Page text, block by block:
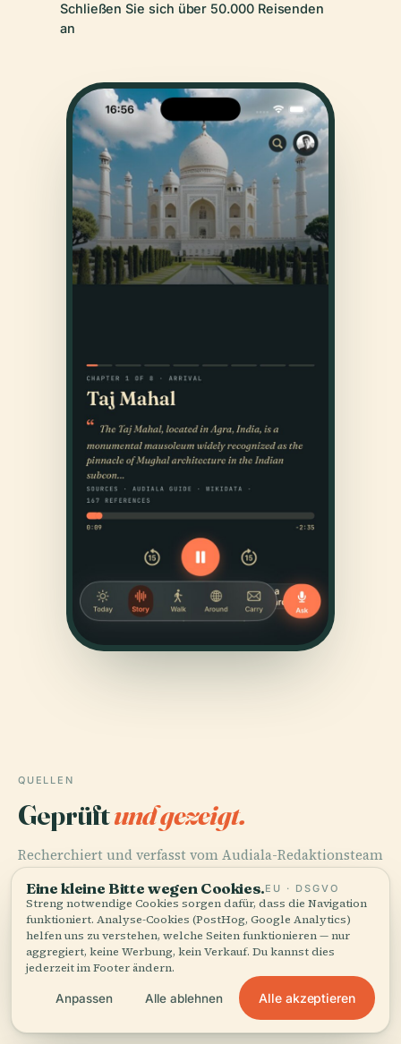
Schließen Sie sich über 50.000 Reisenden
an
QUELLEN
Geprüftund gezeigt.
Recherchiert und verfasst vom Audiala-Redaktionsteam
aus historischen Aufzeichnungen, architektonischen
Archiven und lokalem Wissen.
Zuletzt überprüft: August 2025
Exploring Espace Roger Pierre Seassal in Nice - History,
Tickets, and Visiting Hours, 2024, Nice Tourism
Eine kleine Bitte wegen Cookies.EU · DSGVO
Streng notwendige Cookies sorgen dafür, dass die Navigation
funktioniert. Analyse-Cookies (PostHog, Google Analytics)
helfen uns zu verstehen, welche Seiten funktionieren — nur
aggregiert, keine Werbung, kein Verkauf. Du kannst dies
jederzeit im Footer ändern.
Anpassen Alle ablehnen Alle akzeptieren